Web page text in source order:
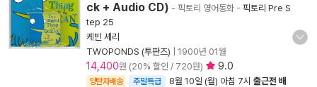
ck + Audio CD) - 픽토리 영어동화 - 픽토리 Pre S
tep 25
케빈 셰리
TWOPONDS (투판즈)
1900년 01월
14,400원 (20% 할인 / 720원) 9.0
양탄자배송 주말특급 8월 10일 (월) 아침 7시 출근전 배